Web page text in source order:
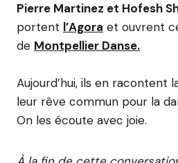
Pierre Martinez et Hofesh
portent l’Agora et ouvrent
de Montpellier Danse.
Aujourd’hui, ils en racontent
leur rêve commun pour la
On les écoute avec joie.